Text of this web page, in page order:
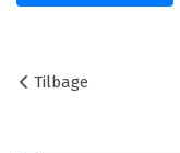
Tilbage